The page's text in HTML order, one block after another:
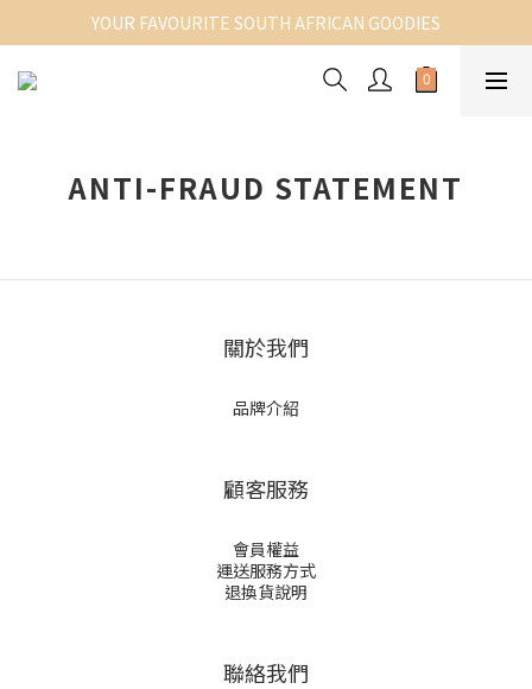
YOUR FAVOURITE SOUTH AFRICAN GOODIES
ANTI-FRAUD STATEMENT
關於我們
品牌介紹
顧客服務
會員權益
運送服務方式
退換貨說明
聯絡我們